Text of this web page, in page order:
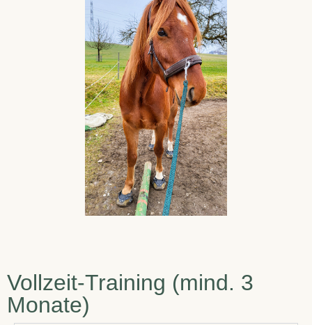
Vollzeit-Training (mind. 3
Monate)